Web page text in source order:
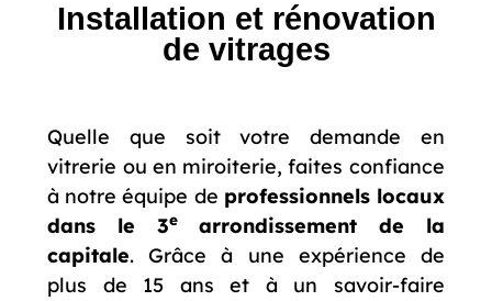
Installation et rénovation
de vitrages
Quelle que soit votre demande en
vitrerie ou en miroiterie, faites confiance
à notre équipe de professionnels locaux
dans le 3earrondissement de la
capitale. Grâce à une expérience de
plus de 15 ans et à un savoir-faire